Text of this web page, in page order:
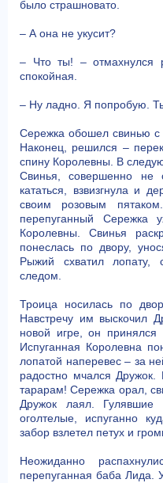
было страшновато.
– А она не укусит?
– Что ты! –
спокойная.
– Ну ладно. Я попробую.
Сережка обошел свинью с
Наконец, решился –
спину Королевны. В
Свинья, совершенно не
кататься, взвизгнула и
своим розовым
перепуганный Сережка
Королевны. Свинья
понеслась по двору,
Рыжий схватил
следом.
Троица носилась по
Навстречу им выскочил
новой игре, он принялся
Испуганная Королевна
лопатой наперевес – за
радостно мчался
тарарам! Сережка орал,
Дружок лаял. Гулявшие
оголтелые, испуганно
забор взлетел петух и
Неожиданно
перепуганная баба Лида.